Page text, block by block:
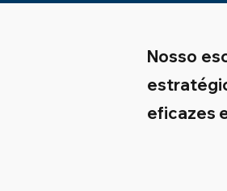
Nosso
eficazes